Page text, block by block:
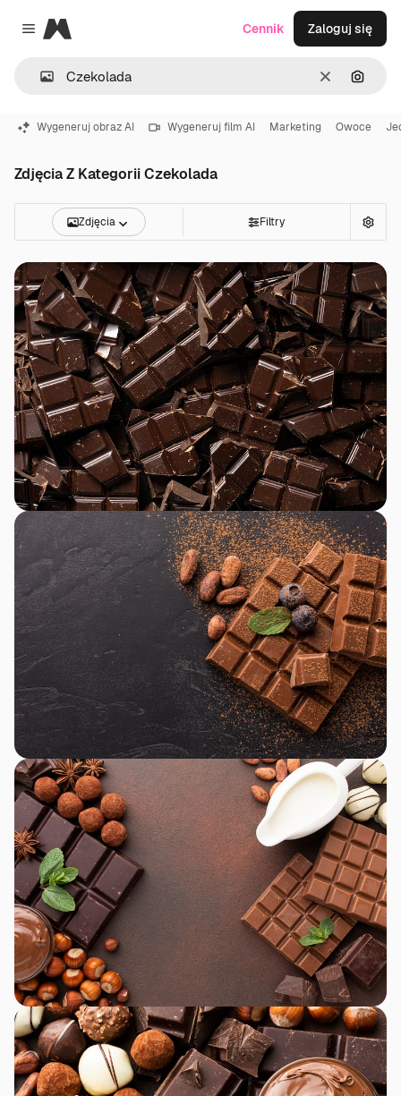
Close menu
Magnific
WyczyśćSzukaj
Cennik Zaloguj się
Wygeneruj obraz AI Wygeneruj film AI Marketing Owoce
Zdjęcia Z Kategorii Czekolada
Zdjęcia Filtry